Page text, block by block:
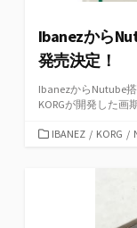
Ibanezから
発売決定！
IbanezからNutube
KORGが開発した画
カIBANEZ / KORG /